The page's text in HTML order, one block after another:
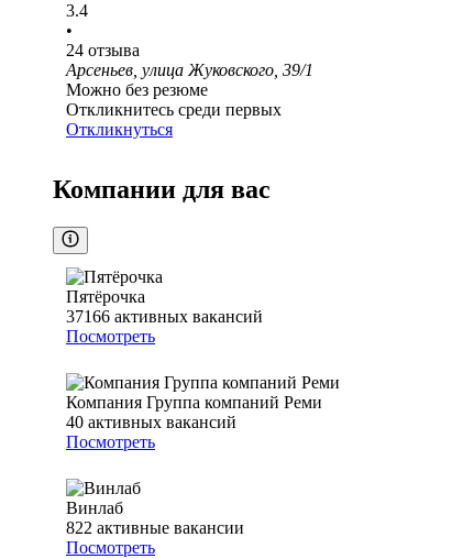
3.4
•
24 отзыва
Арсеньев, улица Жуковского, 39/1
Можно без резюме
Откликнитесь среди первых
Откликнуться
Компании для вас
Пятёрочка
37166 активных вакансий
Посмотреть
Компания Группа компаний Реми
40 активных вакансий
Посмотреть
Винлаб
822 активные вакансии
Посмотреть